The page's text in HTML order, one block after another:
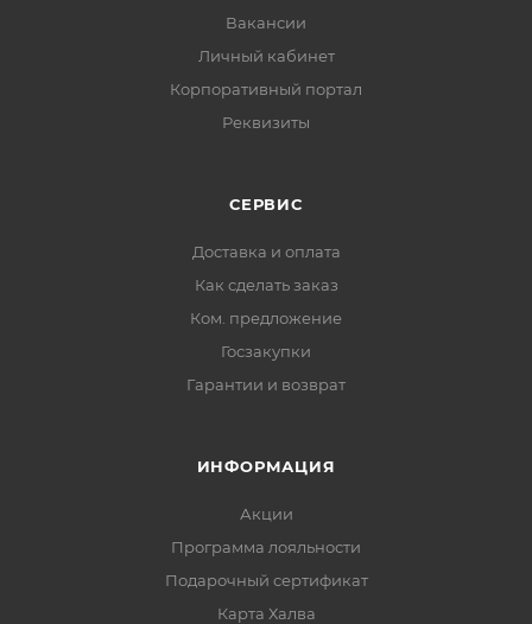
Вакансии
Личный кабинет
Корпоративный портал
Реквизиты
СЕРВИС
Доставка и оплата
Как сделать заказ
Ком. предложение
Госзакупки
Гарантии и возврат
ИНФОРМАЦИЯ
Акции
Программа лояльности
Подарочный сертификат
Карта Халва